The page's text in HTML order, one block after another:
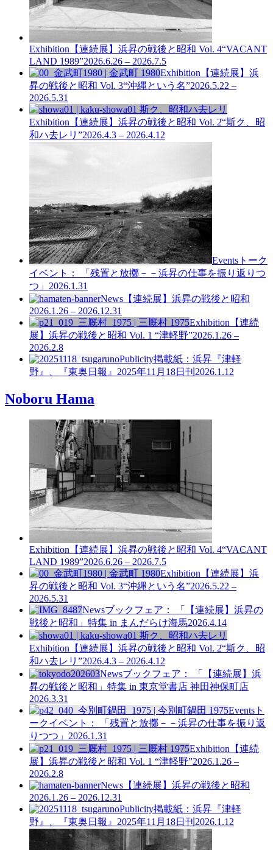
Exhibition 【連続展】浜昇の戦後と昭和 Vol. 4“VACANT
LAND 1989”2026.6.26 – 2026.7.5
Exhibition 【連続展】浜
昇の戦後と昭和 Vol. 3“沖縄という名”2026.5.22 –
2026.5.31
Exhibition 【連続展】浜昇の戦後と昭和 Vol. 2“斯ク、昭
和ハ去レリ”2026.4.3 – 2026.4.12
Events トーク
イベント： 「残置と放擲－－浜昇の仕事を振り返りつ
つ」 2026.1.31
News 【連続展】浜昇の戦後と昭和
2026.1.26 – 2026.12.31
Exhibition 【連続
展】浜昇の戦後と昭和 Vol. 1 “津軽野”2026.1.26 –
2026.2.8
Publicity掲載紙：浜昇『津軽
野』、『東奥日報』2025年11月18日刊 2026.1.12
Noboru Hama
Exhibition 【連続展】浜昇の戦後と昭和 Vol. 4“VACANT
LAND 1989”2026.6.26 – 2026.7.5
Exhibition 【連続展】浜
昇の戦後と昭和 Vol. 3“沖縄という名”2026.5.22 –
2026.5.31
Newsブックフェア： 「【連続展】浜昇の
戦後と昭和」特集 in まんだらけ海馬2026.4.14
Exhibition 【連続展】浜昇の戦後と昭和 Vol. 2“斯ク、昭
和ハ去レリ”2026.4.3 – 2026.4.12
Newsブックフェア： 「【連続展】浜
昇の戦後と昭和」特集 in 東京堂書店 神田神保町店
2026.3.31
Events ト
ークイベント： 「残置と放擲－－浜昇の仕事を振り返
りつつ」 2026.1.31
Exhibition 【連続
展】浜昇の戦後と昭和 Vol. 1 “津軽野”2026.1.26 –
2026.2.8
News 【連続展】浜昇の戦後と昭和
2026.1.26 – 2026.12.31
Publicity掲載紙：浜昇『津軽
野』、『東奥日報』2025年11月18日刊 2026.1.12